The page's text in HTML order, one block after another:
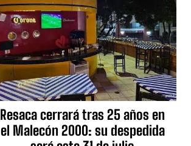
Resaca cerrará tras 25 años en
el Malecón 2000: su despedida